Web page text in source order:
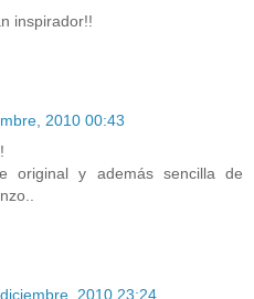
inspirador!!
2010 00:43
original y además sencilla de
2010 23:24